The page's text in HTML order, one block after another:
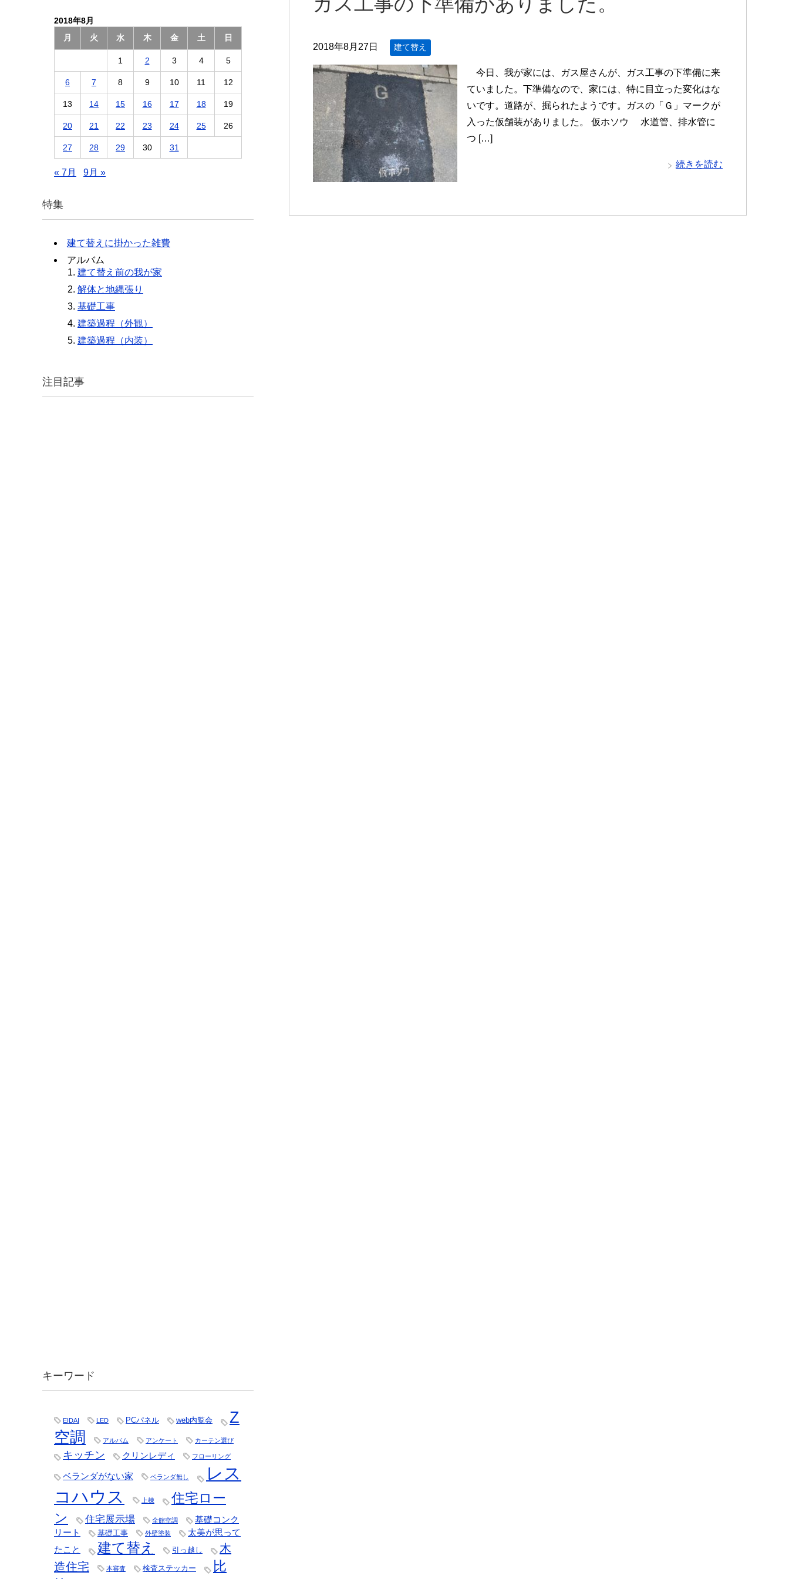
2018年8月27日 建て替え
今日、我が家には、ガス屋さんが、ガス工事の下準備に来
ていました。下準備なので、家には、特に目立った変化はな
いです。道路が、掘られたようです。ガスの「Ｇ」マークが
入った仮舗装がありました。 仮ホソウ 水道管、排水管に
つ […]
続きを読む
2018年8月
月
火 水 木 金 土 日
1 2 3 4 5
6 7 8 9 10 11 12
13 14 15 16 17 18 19
20 21 22 23 24 25 26
27 28 29 30 31
« 7月 9月 »
特集
建て替えに掛かった雑費
アルバム
建て替え前の我が家
解体と地縄張り
基礎工事
建築過程（外観）
建築過程（内装）
注目記事
キーワード
EIDAI LED PCパネル web内覧会
Z
空調
アルバム アンケート カーテン選び
キッチン クリンレディ フローリング
ベランダがない家 ベランダ無し
レス
コハウス
上棟
住宅ロー
ン
住宅展示場 全館空調
基礎コンク
リート
基礎工事 外壁塗装
太美が思って
たこと
建て替え 引っ越し
木
造住宅
本審査 検査ステッカー
比